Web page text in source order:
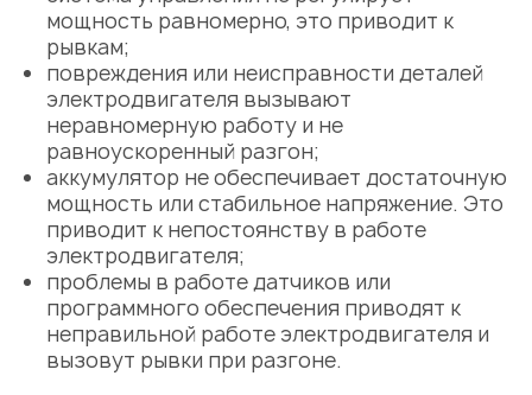
мощность равномерно, это приводит к
рывкам;
повреждения или неисправности деталей
электродвигателя вызывают
неравномерную работу и не
равноускоренный разгон;
аккумулятор не обеспечивает достаточную
мощность или стабильное напряжение. Это
приводит к непостоянству в работе
электродвигателя;
проблемы в работе датчиков или
программного обеспечения приводят к
неправильной работе электродвигателя и
вызовут рывки при разгоне.